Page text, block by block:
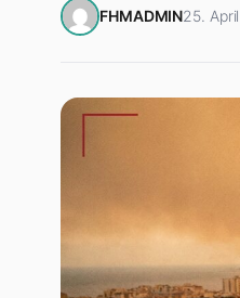
FHMADMIN25.